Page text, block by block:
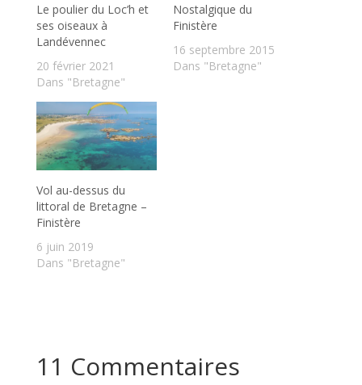
Le poulier du Loc’h et
ses oiseaux à
Landévennec
20 février 2021
Dans "Bretagne"
Nostalgique du
Finistère
16 septembre 2015
Dans "Bretagne"
Vol au-dessus du
littoral de Bretagne –
Finistère
6 juin 2019
Dans "Bretagne"
11 Commentaires